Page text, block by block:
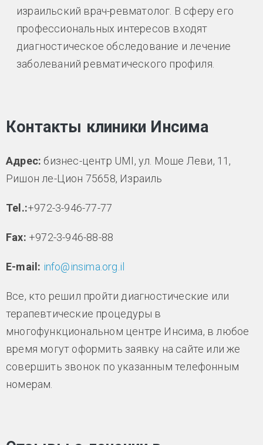
израильский врач-ревматолог. В сферу его
профессиональных интересов входят
диагностическое обследование и лечение
заболеваний ревматического профиля.
Контакты клиники Инсима
Адрес: бизнес-центр UMI, ул. Моше Леви, 11,
Ришон ле-Цион 75658, Израиль
Tel .:+972-3-946-77-77
Fax: +972-3-946-88-88
E-mail : info@insima.org.il
Все, кто решил пройти диагностические или
терапевтические процедуры в
многофункциональном центре Инсима, в любое
время могут оформить заявку на сайте или же
совершить звонок по указанным телефонным
номерам.